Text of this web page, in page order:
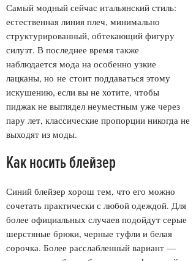
Самый модный сейчас итальянский стиль:
естественная линия плеч, минимально
структурированный, обтекающий фигуру
силуэт. В последнее время также
наблюдается мода на особенно узкие
лацканы, но не стоит поддаваться этому
искушению, если вы не хотите, чтобы
пиджак не выглядел неуместным уже через
пару лет, классические пропорции никогда не
выходят из моды.
Как носить блейзер
Синий блейзер хорош тем, что его можно
сочетать практически с любой одеждой. Для
более официальных случаев подойдут серые
шерстяные брюки, черные туфли и белая
сорочка. Более расслабленный вариант —